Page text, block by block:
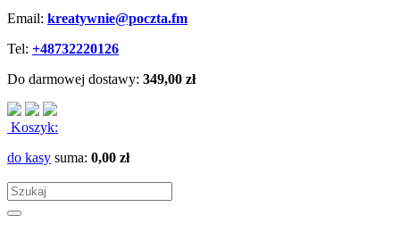
Email: kreatywnie@poczta.fm
Tel: +48732220126
Do darmowej dostawy: 349,00 zł
Koszyk:
do kasy suma: 0,00 zł